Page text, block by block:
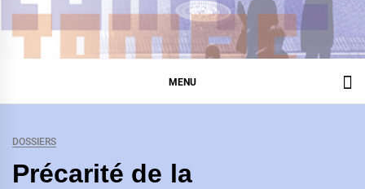
MENU
DOSSIERS
Précarité de la